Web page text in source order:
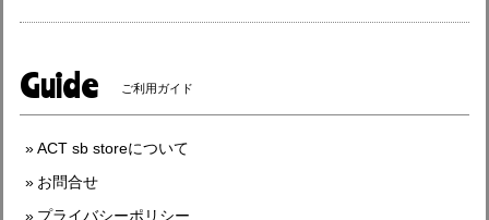
Guide ご利用ガイド
ACT sb storeについて
お問合せ
プライバシーポリシー